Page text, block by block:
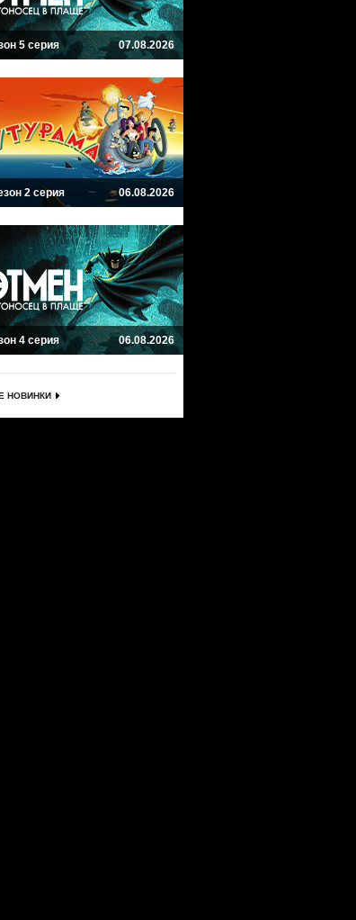
5 серия 07.08.2026
2 серия 06.08.2026
4 серия 06.08.2026
НОВИНКИ